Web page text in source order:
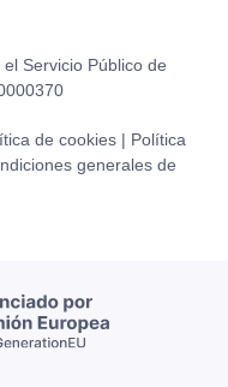
Servicio Público de
de cookies | Política
generales de